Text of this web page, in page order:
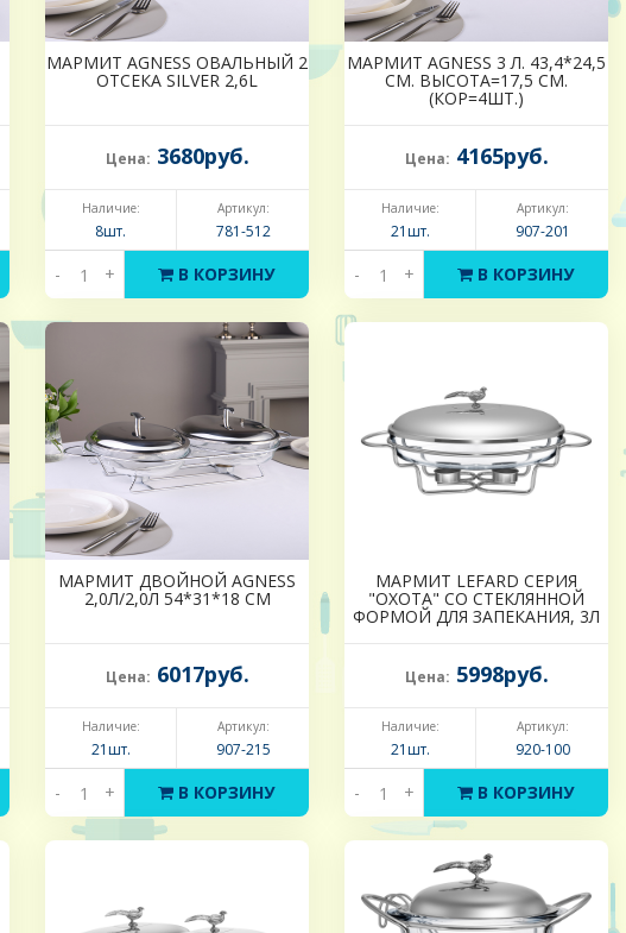
МАРМИТ AGNESS ОВАЛЬНЫЙ 2
ОТСЕКА SILVER 2,6L
Цена: 3680руб.
Наличие:
8шт.
Артикул:
781-512
- + В КОРЗИНУ
МАРМИТ AGNESS 3 Л. 43,4*24,5
СМ. ВЫСОТА=17,5 СМ.
(КОР=4ШТ.)
Цена: 4165руб.
Наличие:
21шт.
Артикул:
907-201
- + В КОРЗИНУ
МАРМИТ ДВОЙНОЙ AGNESS
2,0Л/2,0Л 54*31*18 СМ
Цена: 6017руб.
Наличие:
21шт.
Артикул:
907-215
- + В КОРЗИНУ
МАРМИТ LEFARD СЕРИЯ
"ОХОТА" СО СТЕКЛЯННОЙ
ФОРМОЙ ДЛЯ ЗАПЕКАНИЯ, 3Л
Цена: 5998руб.
Наличие:
21шт.
Артикул:
920-100
- + В КОРЗИНУ